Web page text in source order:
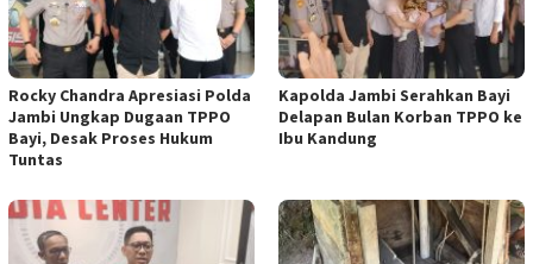
Rocky Chandra Apresiasi Polda
Jambi Ungkap Dugaan TPPO
Bayi, Desak Proses Hukum
Tuntas
Kapolda Jambi Serahkan Bayi
Delapan Bulan Korban TPPO ke
Ibu Kandung